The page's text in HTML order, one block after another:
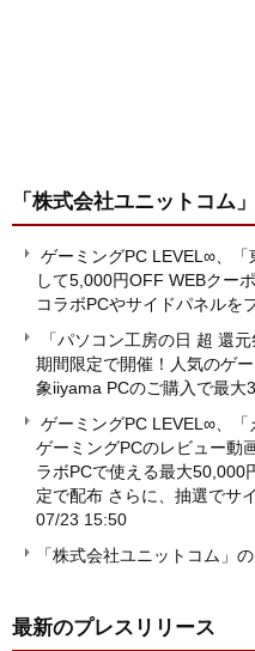
「株式会社ユニットコム」
ゲーミングPC LEVEL∞、
して5,000円OFF WEBクー
コラボPCやサイドパネルを
「パソコン工房の日 超 還
期間限定で開催！人気のゲ
象iiyama PCのご購入で最大
ゲーミングPC LEVEL∞、
ゲーミングPCのレビュー動
ラボPCで使える最大50,000
定で配布 さらに、抽選でサ
07/23 15:50
「株式会社ユニットコム」
最新のプレスリリース